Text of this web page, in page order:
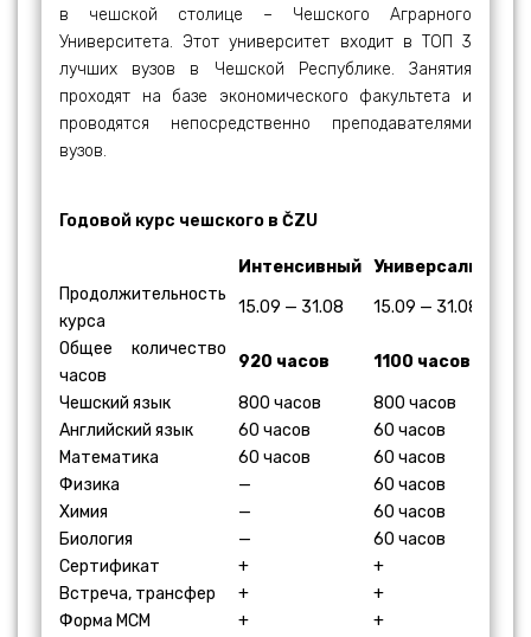
в чешской столице – Чешского Аграрного
Университета. Этот университет входит в ТОП 3
лучших вузов в Чешской Республике. Занятия
проходят на базе экономического факультета и
проводятся непосредственно преподавателями
вузов.
Годовой курс чешского в ČZU
Интенсивный Универсальный
Продолжительность
курса
15.09 — 31.08 15.09 — 31.08
Общее количество
часов
920 часов 1100 часов
Чешский язык 800 часов
800 часов
Английский язык
60 часов
60 часов
Математика
60 часов
60 часов
Физика
—
60 часов
Химия
—
60 часов
Биология
—
60 часов
Сертификат
+
+
Встреча, трансфер
+
+
Форма МСМ
+
+